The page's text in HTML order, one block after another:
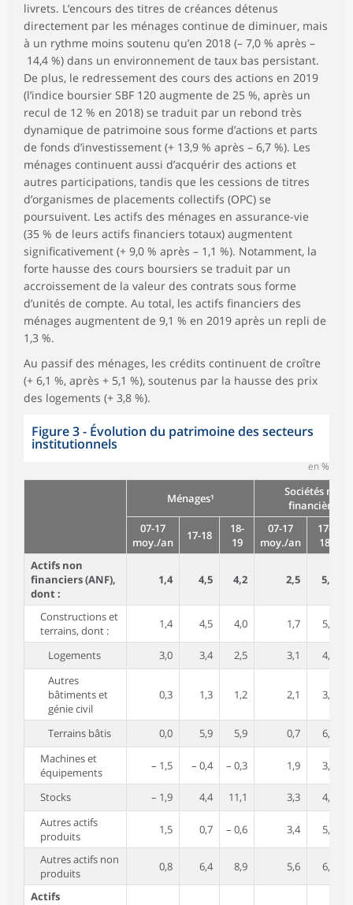
livrets. L’encours des titres de créances détenus
directement par les ménages continue de diminuer, mais
à un rythme moins soutenu qu’en 2018 (– 7,0 % après –
14,4 %) dans un environnement de taux bas persistant.
De plus, le redressement des cours des actions en 2019
(l’indice boursier SBF 120 augmente de 25 %, après un
recul de 12 % en 2018) se traduit par un rebond très
dynamique de patrimoine sous forme d’actions et parts
de fonds d’investissement (+ 13,9 % après – 6,7 %). Les
ménages continuent aussi d’acquérir des actions et
autres participations, tandis que les cessions de titres
d’organismes de placements collectifs (OPC) se
poursuivent. Les actifs des ménages en assurance-vie
(35 % de leurs actifs financiers totaux) augmentent
significativement (+ 9,0 % après – 1,1 %). Notamment, la
forte hausse des cours boursiers se traduit par un
accroissement de la valeur des contrats sous forme
d’unités de compte. Au total, les actifs financiers des
ménages augmentent de 9,1 % en 2019 après un repli de
1,3 %.
Au passif des ménages, les crédits continuent de croître
(+ 6,1 %, après + 5,1 %), soutenus par la hausse des prix
des logements (+ 3,8 %).
Figure 3 - Évolution du patrimoine des secteurs
institutionnels
en %
Ménages¹
Sociétés non
financières
07-17
moy./an
17-18
18-
19
07-17
moy./an
17-
18
Actifs non
financiers (ANF),
dont :
1,4 4,5 4,2 2,5 5,1
Constructions et
terrains, dont :
1,4 4,5 4,0 1,7 5,2
Logements 3,0 3,4 2,5 3,1
4,4
Autres
bâtiments et
génie civil
0,3 1,3 1,2 2,1 3,3
Terrains bâtis 0,0 5,9 5,9 0,7
6,9
Machines et
équipements
– 1,5 – 0,4 – 0,3 1,9 3,5
Stocks – 1,9 4,4 11,1 3,3
4,1
Autres actifs
produits
1,5 0,7 – 0,6 3,4 5,2
Autres actifs non
produits
0,8 6,4 8,9 5,6 6,1
Actifs